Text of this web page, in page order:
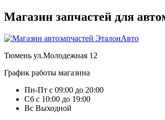
Магазин запчастей для
Тюмень ул.Молодежная 12
График работы магазина
Пн-Пт с 09:00 до 20:00
Сб с 10:00 до 19:00
Вс Выходной